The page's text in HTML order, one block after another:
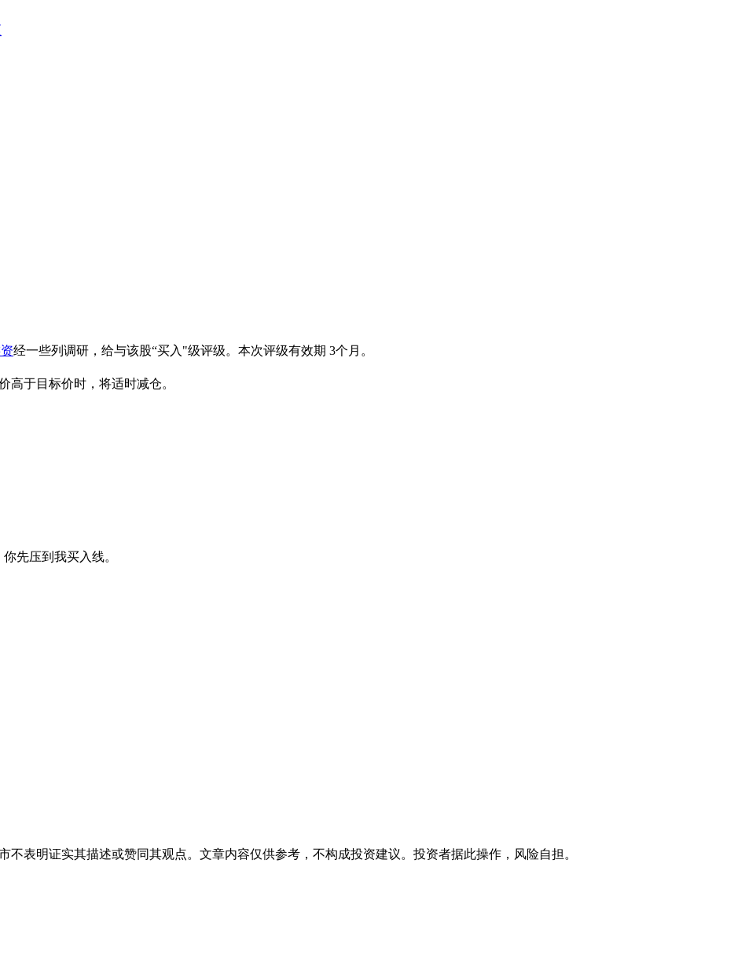
经一些列调研，给与该股“买入"级评级。本次评级有效期 3个月。
高于目标价时，将适时减仓。
先压到我买入线。
表明证实其描述或赞同其观点。文章内容仅供参考，不构成投资建议。投资者据此操作，风险自担。